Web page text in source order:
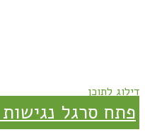
דילוג לתוכן
פתח סרגל נגישות